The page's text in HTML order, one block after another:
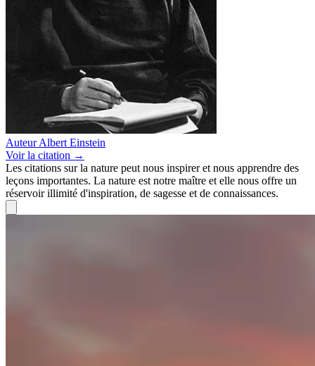
Auteur Albert Einstein
Voirla citation →
Les citations sur la nature peut nous inspirer et nous apprendre des
leçons importantes. La nature est notre maître et elle nous offre un
réservoir illimité d'inspiration, de sagesse et de connaissances.